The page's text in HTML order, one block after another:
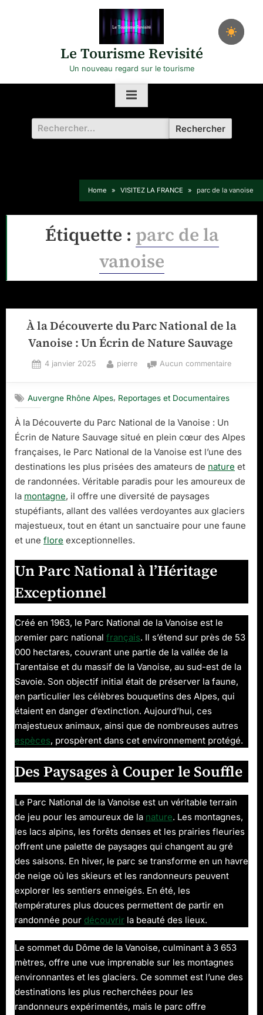
Le Tourisme Revisité
Un nouveau regard sur le tourisme
Rechercher :
Home VISITEZ LA FRANCE parc de la vanoise
Étiquette : parc de la
vanoise
À la Découverte du Parc National de la
Vanoise : Un Écrin de Nature Sauvage
Posted
4 janvier 2025 By
pierre Aucun commentairesur
National
de
:
Écrin
de
Auvergne Rhône Alpes, Reportages et Documentaires
À la Découverte du Parc National de la Vanoise : Un
Écrin de Nature Sauvage situé en plein cœur des Alpes
françaises, le Parc National de la Vanoise est l’une des
destinations les plus prisées des amateurs de nature et
de randonnées. Véritable paradis pour les amoureux de
la montagne, il offre une diversité de paysages
stupéfiants, allant des vallées verdoyantes aux glaciers
majestueux, tout en étant un sanctuaire pour une faune
et une flore exceptionnelles.
Un Parc National à l’Héritage
Exceptionnel
Créé en 1963, le Parc National de la Vanoise est le
premier parc national français. Il s’étend sur près de 53
000 hectares, couvrant une partie de la vallée de la
Tarentaise et du massif de la Vanoise, au sud-est de la
Savoie. Son objectif initial était de préserver la faune,
en particulier les célèbres bouquetins des Alpes, qui
étaient en danger d’extinction. Aujourd’hui, ces
majestueux animaux, ainsi que de nombreuses autres
espèces, prospèrent dans cet environnement protégé.
Des Paysages à Couper le Souffle
Le Parc National de la Vanoise est un véritable terrain
de jeu pour les amoureux de la nature. Les montagnes,
les lacs alpins, les forêts denses et les prairies fleuries
offrent une palette de paysages qui changent au gré
des saisons. En hiver, le parc se transforme en un havre
de neige où les skieurs et les randonneurs peuvent
explorer les sentiers enneigés. En été, les
températures plus douces permettent de partir en
randonnée pour découvrir la beauté des lieux.
Le sommet du Dôme de la Vanoise, culminant à 3 653
mètres, offre une vue imprenable sur les montagnes
environnantes et les glaciers. Ce sommet est l’une des
destinations les plus recherchées pour les
randonneurs expérimentés, mais le parc offre